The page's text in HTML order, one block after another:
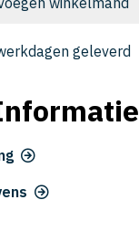
geleverd